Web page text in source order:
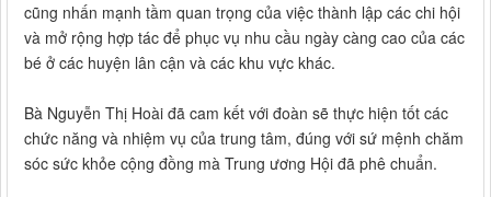
cũng nhấn mạnh tầm quan trọng của việc thành lập các chi hội
và mở rộng hợp tác để phục vụ nhu cầu ngày càng cao của các
bé ở các huyện lân cận và các khu vực khác.
Bà Nguyễn Thị Hoài đã cam kết với đoàn sẽ thực hiện tốt các
chức năng và nhiệm vụ của trung tâm, đúng với sứ mệnh chăm
sóc sức khỏe cộng đồng mà Trung ương Hội đã phê chuẩn.